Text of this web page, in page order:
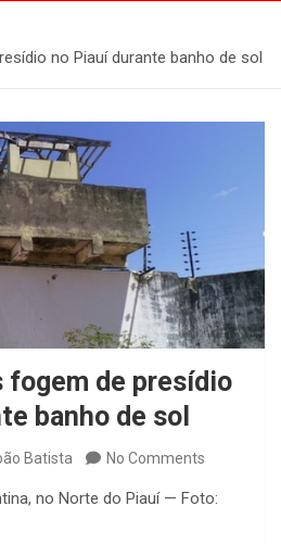
no Piauí durante banho de sol
de presídio
banho de sol
Batista No Comments
no Norte do Piauí — Foto: